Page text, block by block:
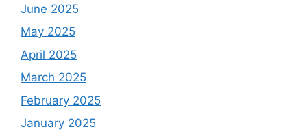
June 2025
May 2025
April 2025
March 2025
February 2025
January 2025